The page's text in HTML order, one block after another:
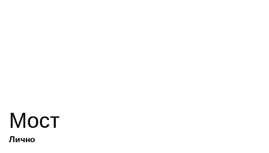
Мост
Лично